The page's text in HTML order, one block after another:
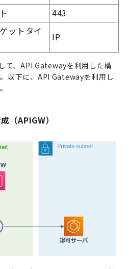
443
ットタイ
IP
て、API Gatewayを利用した構
以下に、API Gatewayを利用し
（APIGW）